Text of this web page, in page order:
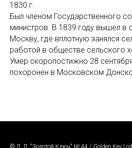
1830 г.
Был членом Государственного
министров. В 1839 году вышел в
Москву, где вплотную занялся
работой в обществе сельского
Умер скоропостижно 28
похоронен в Московском
© Д. Л. "Золотой Ключ" № 44 / Golden Key